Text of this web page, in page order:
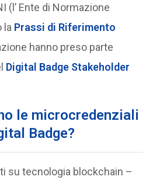
(l’ Ente di Normazione
la Prassi di Riferimento
hanno preso parte
Digital Badge Stakeholder
le microcredenziali
Badge?
su tecnologia blockchain –